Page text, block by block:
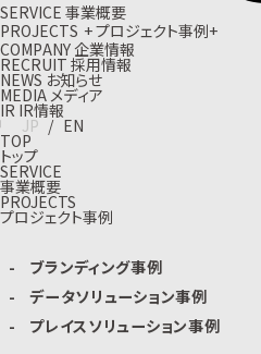
SERVICE 事業概要
PROJECTS +プロジェクト事例+
COMPANY企業情報
RECRUIT 採用情報
NEWS お知らせ
MEDIA メディア
IR IR情報
JP / EN
TOP
トップ
SERVICE
事業概要
PROJECTS
プロジェクト事例
ブランディング事例
データソリューション事例
プレイスソリューション事例